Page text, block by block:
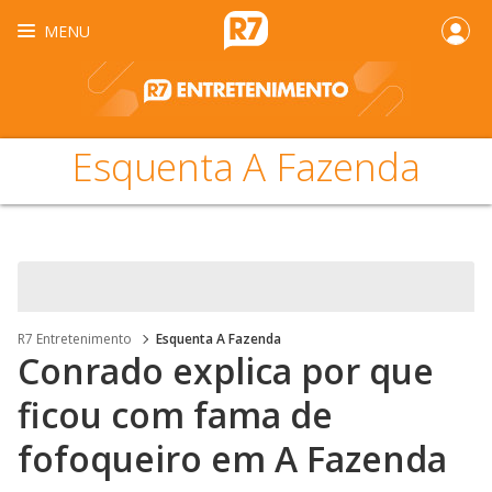
MENU
Esquenta A Fazenda
R7 Entretenimento Esquenta A Fazenda
Conrado explica por que
ficou com fama de
fofoqueiro em A Fazenda